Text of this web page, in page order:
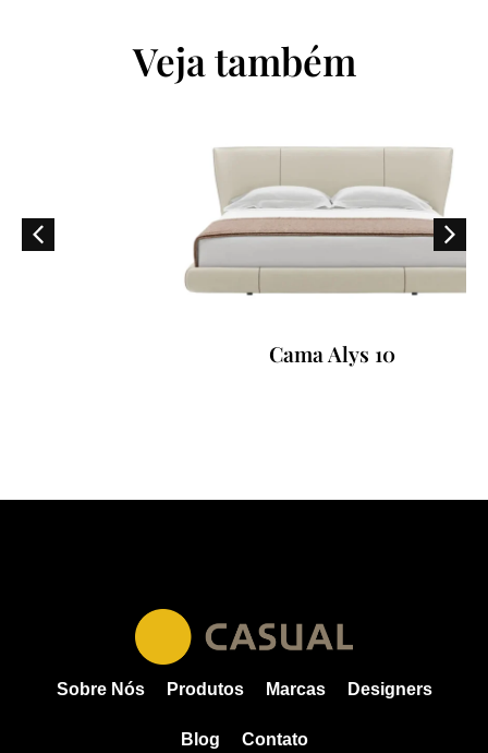
Veja também
Cama Alys 10
Sobre Nós Produtos Marcas Designers
Blog Contato